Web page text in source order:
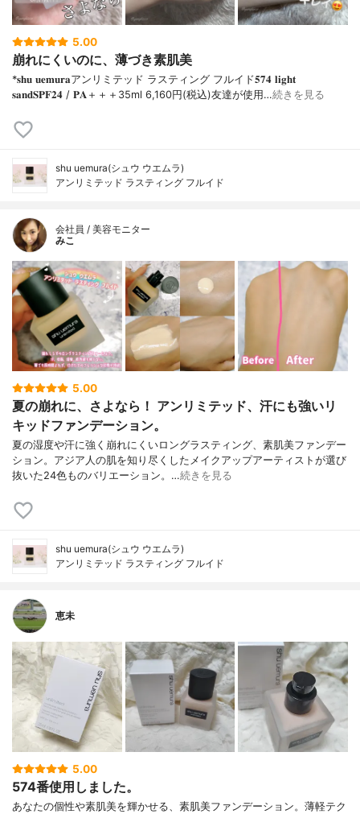
5.00
崩れにくいのに、薄づき素肌美
*𝐬𝐡𝐮 𝐮𝐞𝐦𝐮𝐫𝐚アンリミテッド ラスティング フルイド𝟓𝟕𝟒 𝐥𝐢𝐠𝐡𝐭
𝐬𝐚𝐧𝐝𝐒𝐏𝐅𝟐𝟒 / 𝐏𝐀＋＋＋⁡35ml 6,160円(税込)⁡友達が使用…続きを見る
shu uemura(シュウ ウエムラ)
アンリミテッド ラスティング フルイド
会社員 / 美容モニター
みこ
5.00
夏の崩れに、さよなら！ アンリミテッド、汗にも強いリ
キッドファンデーション。
夏の湿度や汗に強く崩れにくいロングラスティング、素肌美ファンデー
ション。アジア人の肌を知り尽くしたメイクアップアーティストが選び
抜いた24色ものバリエーション。…続きを見る
shu uemura(シュウ ウエムラ)
アンリミテッド ラスティング フルイド
恵未
5.00
574番使用しました。
あなたの個性や素肌美を輝かせる、素肌美ファンデーション。薄軽テク